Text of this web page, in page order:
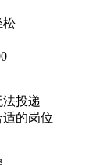
松
投递
的岗位